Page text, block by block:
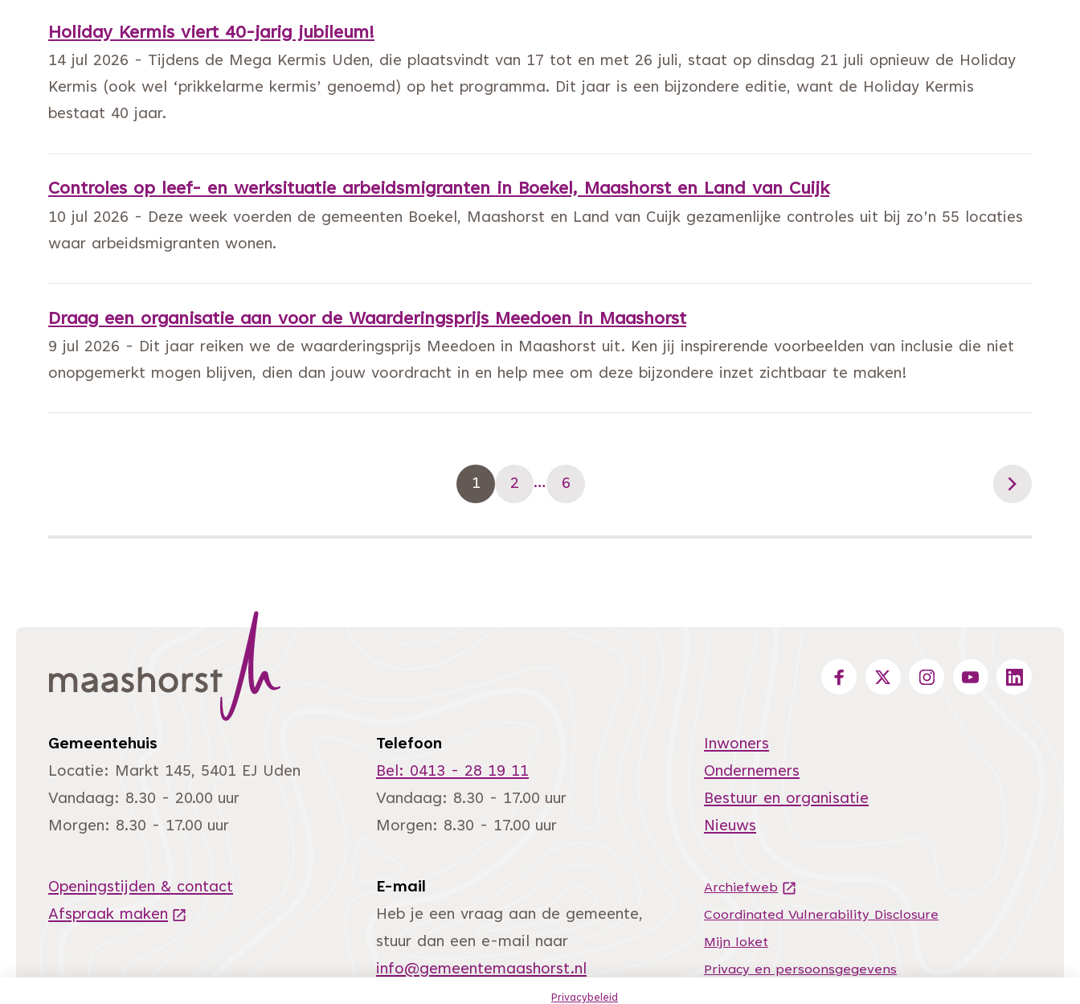
Privacybeleid
Holiday Kermis viert 40-jarig jubileum!
14 jul 2026 - Tijdens de Mega Kermis Uden, die plaatsvindt van 17 tot en met 26 juli, staat op dinsdag 21 juli opnieuw de Holiday
Kermis (ook wel ‘prikkelarme kermis’ genoemd) op het programma. Dit jaar is een bijzondere editie, want de Holiday Kermis
bestaat 40 jaar.
Controles op leef- en werksituatie arbeidsmigranten in Boekel, Maashorst en Land van Cuijk
10 jul 2026 - Deze week voerden de gemeenten Boekel, Maashorst en Land van Cuijk gezamenlijke controles uit bij zo’n 55 locaties
waar arbeidsmigranten wonen.
Draag een organisatie aan voor de Waarderingsprijs Meedoen in Maashorst
9 jul 2026 - Dit jaar reiken we de waarderingsprijs Meedoen in Maashorst uit. Ken jij inspirerende voorbeelden van inclusie die niet
onopgemerkt mogen blijven, dien dan jouw voordracht in en help mee om deze bijzondere inzet zichtbaar te maken!
1
Pagina
2
…
Pagina
6
Gemeentehuis
Locatie: Markt 145, 5401 EJ Uden
Vandaag: 8.30 - 20.00 uur
Morgen: 8.30 - 17.00 uur
Openingstijden & contact
Afspraak maken (Deze link gaat naar een andere website)
Telefoon
Bel: 0413 - 28 19 11
Vandaag: 8.30 - 17.00 uur
Morgen: 8.30 - 17.00 uur
E-mail
Heb je een vraag aan de gemeente,
stuur dan een e-mail naar
info@gemeentemaashorst.nl
Inwoners
Ondernemers
Bestuur en organisatie
Nieuws
Archiefweb (Deze link gaat naar een andere website)
Coordinated Vulnerability Disclosure
Mijn loket
Privacy en persoonsgegevens